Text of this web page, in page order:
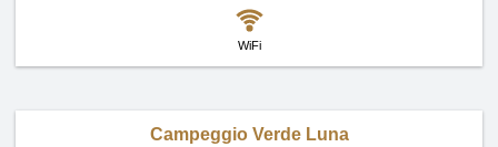
WiFi
Campeggio Verde Luna